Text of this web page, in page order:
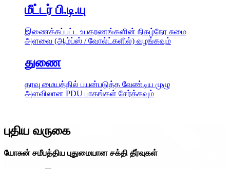
மீட்டர் பி.டி.யு
இணைக்கப்பட்ட உபகரணங்களின் நிகழ்நேர சுமை
அளவை (ஆம்ப்ஸ் / வோல்ட்களில்) வழங்கவும்
துணை
தரவு மையத்தில் பயன்படுத்த வேண்டிய முழு
அளவிலான PDU பாகங்கள் சேர்க்கவும்
புதிய வருகை
யோசுன் சமீபத்திய புதுமையான சக்தி தீர்வுகள்